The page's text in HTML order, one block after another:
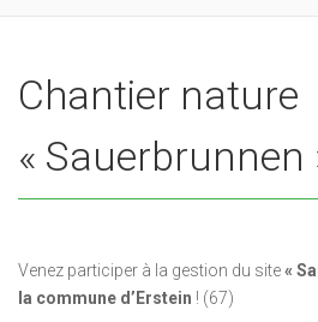
Chantier nature
« Sauerbrunnen
Venez participer à la gestion du site«
la commune d’Erstein ! (67)